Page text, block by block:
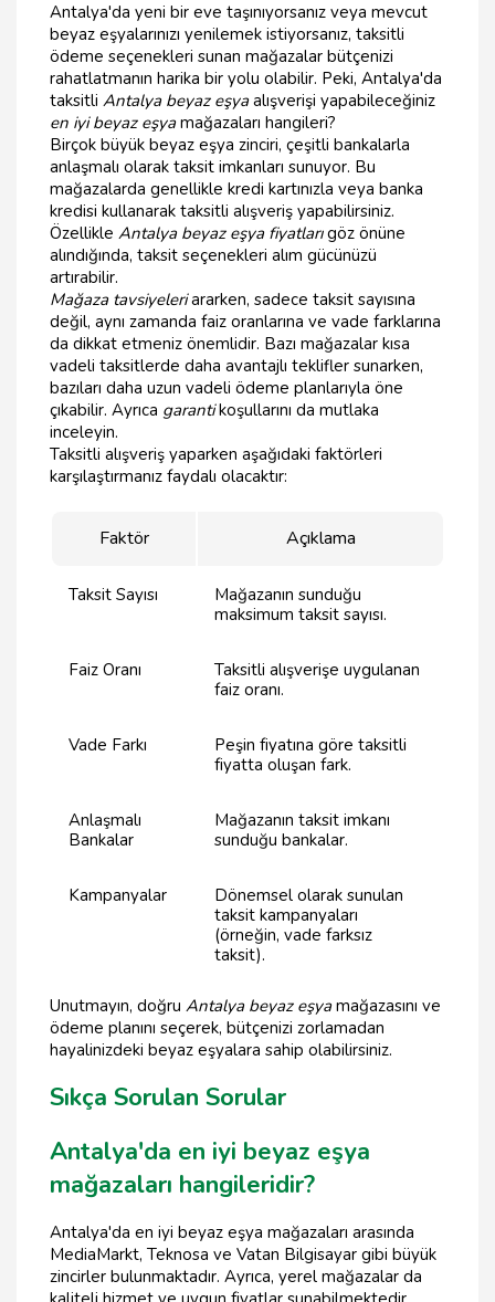
Antalya'da yeni bir eve taşınıyorsanız veya mevcut
beyaz eşyalarınızı yenilemek istiyorsanız, taksitli
ödeme seçenekleri sunan mağazalar bütçenizi
rahatlatmanın harika bir yolu olabilir. Peki, Antalya'da
taksitli Antalya beyaz eşyaalışverişi yapabileceğiniz
en iyi beyaz eşyamağazaları hangileri?
Birçok büyük beyaz eşya zinciri, çeşitli bankalarla
anlaşmalı olarak taksit imkanları sunuyor. Bu
mağazalarda genellikle kredi kartınızla veya banka
kredisi kullanarak taksitli alışveriş yapabilirsiniz.
Özellikle Antalya beyaz eşya fiyatlarıgöz önüne
alındığında, taksit seçenekleri alım gücünüzü
artırabilir.
Mağaza tavsiyeleriararken, sadece taksit sayısına
değil, aynı zamanda faiz oranlarına ve vade farklarına
da dikkat etmeniz önemlidir. Bazı mağazalar kısa
vadeli taksitlerde daha avantajlı teklifler sunarken,
bazıları daha uzun vadeli ödeme planlarıyla öne
çıkabilir. Ayrıca garantikoşullarını da mutlaka
inceleyin.
Taksitli alışveriş yaparken aşağıdaki faktörleri
karşılaştırmanız faydalı olacaktır:
Faktör Açıklama
Taksit Sayısı
Mağazanın sunduğu
maksimum taksit sayısı.
Faiz Oranı
Taksitli alışverişe uygulanan
faiz oranı.
Vade Farkı
Peşin fiyatına göre taksitli
fiyatta oluşan fark.
Anlaşmalı
Bankalar
Mağazanın taksit imkanı
sunduğu bankalar.
Kampanyalar
Dönemsel olarak sunulan
taksit kampanyaları
(örneğin, vade farksız
taksit).
Unutmayın, doğru Antalya beyaz eşyamağazasını ve
ödeme planını seçerek, bütçenizi zorlamadan
hayalinizdeki beyaz eşyalara sahip olabilirsiniz.
Sıkça Sorulan Sorular
Antalya'da en iyi beyaz eşya
mağazaları hangileridir?
Antalya'da en iyi beyaz eşya mağazaları arasında
MediaMarkt, Teknosa ve Vatan Bilgisayar gibi büyük
zincirler bulunmaktadır. Ayrıca, yerel mağazalar da